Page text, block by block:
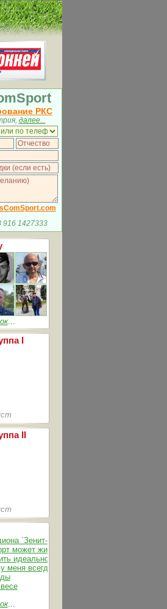
РКС
далее...
916 1427333
...
I
II
`Зенит-Арена` идет согласно графика
может жить без допинга
идеальное тело
меня всегда одна – выжимать из себя и
...